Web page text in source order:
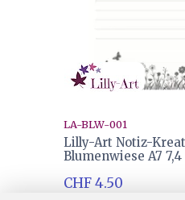
LA-BLW-001
Lilly-Art Notiz-
Blumenwiese A7 7,4
CHF 4.50